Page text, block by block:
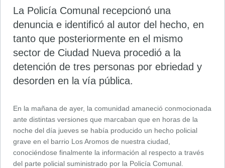
La Policía Comunal recepcionó una
denuncia e identificó al autor del hecho, en
tanto que posteriormente en el mismo
sector de Ciudad Nueva procedió a la
detención de tres personas por ebriedad y
desorden en la vía pública.
En la mañana de ayer, la comunidad amaneció conmocionada
ante distintas versiones que marcaban que en horas de la
noche del día jueves se había producido un hecho policial
grave en el barrio Los Aromos de nuestra ciudad,
conociéndose finalmente la información al respecto a través
del parte policial suministrado por la Policía Comunal.